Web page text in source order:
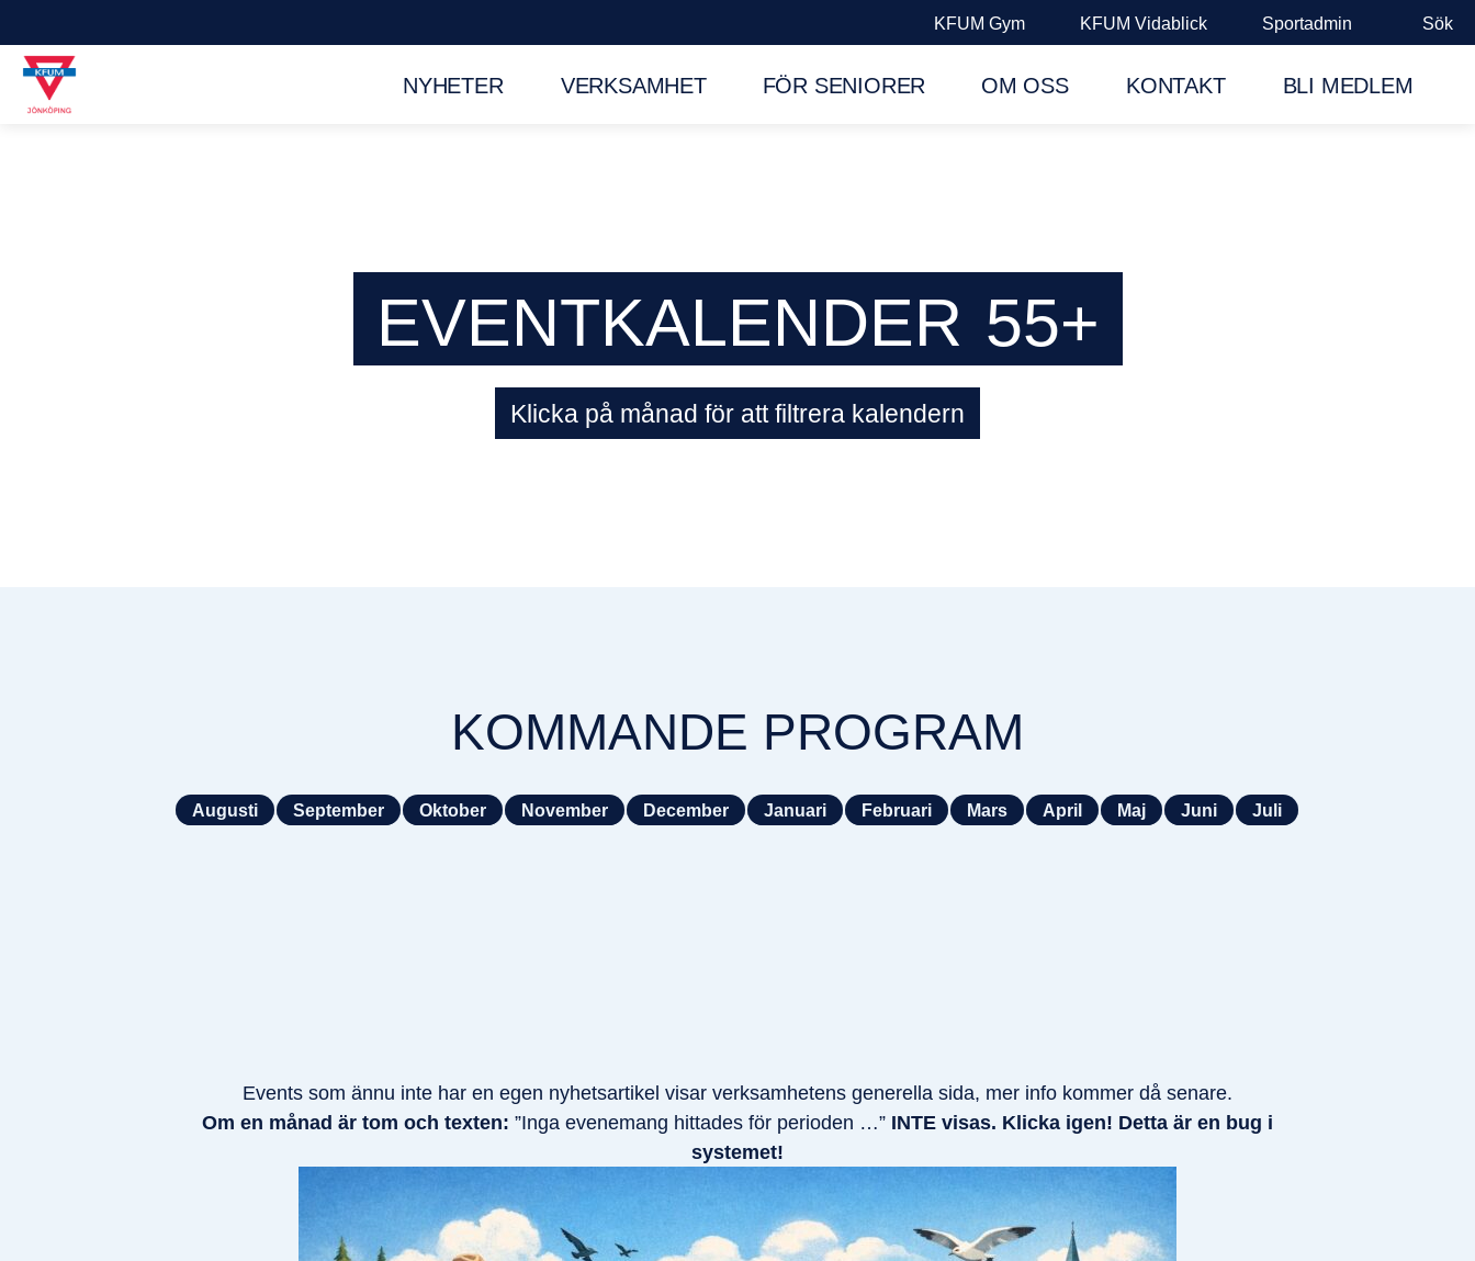
KFUM Gym KFUM Vidablick Sportadmin Sök
NYHETER VERKSAMHET FÖR SENIORER OM OSS KONTAKT BLI MEDLEM
EVENTKALENDER 55+
Klicka på månad för att filtrera kalendern
KOMMANDE PROGRAM
Augusti September Oktober November December Januari Februari Mars April Maj Juni Juli
Events som ännu inte har en egen nyhetsartikel visar verksamhetens generella sida, mer info kommer då senare.
Om en månad är tom och texten: ”Inga evenemang hittades för perioden …” INTE visas. Klicka igen! Detta är en bug i
systemet!